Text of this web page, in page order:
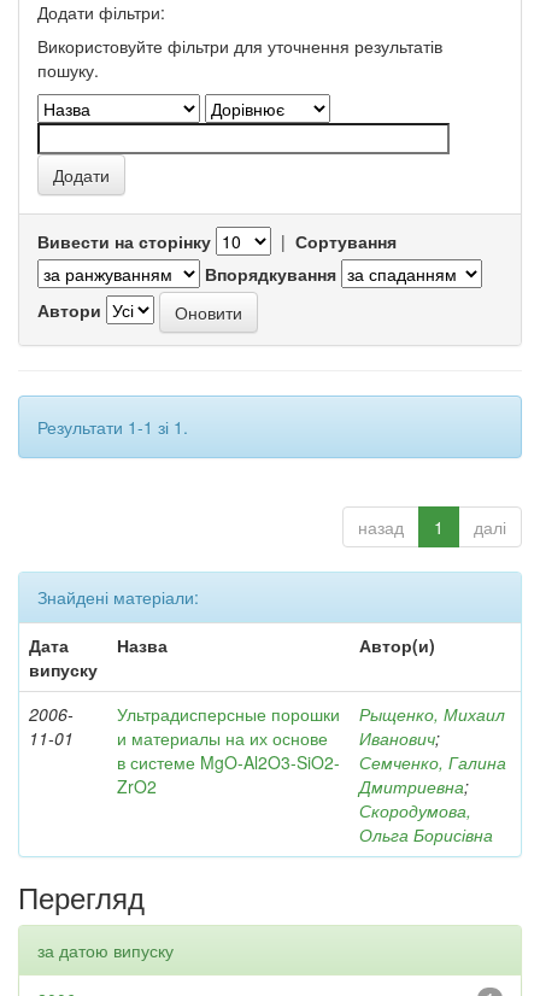
Додати фільтри:
Використовуйте фільтри для уточнення результатів
пошуку.
Вивести на сторінку | Сортування
Впорядкування
Автори
Результати 1-1 зі 1.
назад 1 далі
Знайдені матеріали:
Дата
випуску
Назва Автор(и)
2006-
11-01
Ультрадисперсные порошки
и материалы на их основе
в системе MgO-Al2O3-SiO2-
ZrO2
Рыщенко, Михаил
Иванович;
Семченко, Галина
Дмитриевна;
Скородумова,
Ольга Борисівна
Перегляд
за датою випуску